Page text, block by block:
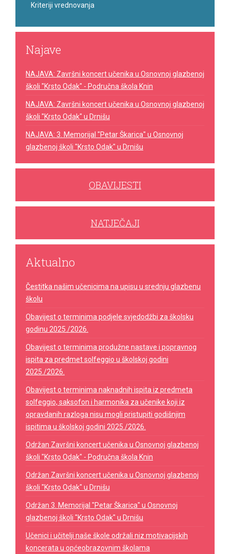
Kriteriji vrednovanja
Najave
NAJAVA: Završni koncert učenika u Osnovnoj glazbenoj
školi "Krsto Odak" - Područna škola Knin
NAJAVA: Završni koncert učenika u Osnovnoj glazbenoj
školi "Krsto Odak" u Drnišu
NAJAVA: 3. Memorijal "Petar Škarica" u Osnovnoj
glazbenoj školi "Krsto Odak" u Drnišu
OBAVIJESTI
NATJEČAJI
Aktualno
Čestitka našim učenicima na upisu u srednju glazbenu
školu
Obavijest o terminima podjele svjedodžbi za školsku
godinu 2025./2026.
Obavijest o terminima produžne nastave i popravnog
ispita za predmet solfeggio u školskoj godini
2025./2026.
Obavijest o terminima naknadnih ispita iz predmeta
solfeggio, saksofon i harmonika za učenike koji iz
opravdanih razloga nisu mogli pristupiti godišnjim
ispitima u školskoj godini 2025./2026.
Održan Završni koncert učenika u Osnovnoj glazbenoj
školi "Krsto Odak" - Područna škola Knin
Održan Završni koncert učenika u Osnovnoj glazbenoj
školi "Krsto Odak" u Drnišu
Održan 3. Memorijal "Petar Škarica" u Osnovnoj
glazbenoj školi "Krsto Odak" u Drnišu
Učenici i učitelji naše škole održali niz motivacijskih
koncerata u općeobrazovnim školama